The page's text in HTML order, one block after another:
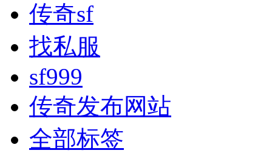
传奇sf
找私服
sf999
传奇发布网站
全部标签